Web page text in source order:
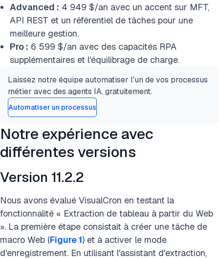
Advanced : 4 949 $/an avec un accent sur MFT,
API REST et un référentiel de tâches pour une
meilleure gestion.
Pro : 6 599 $/an avec des capacités RPA
supplémentaires et l'équilibrage de charge.
Laissez notre équipe automatiser l'un de vos processus
métier avec des agents IA, gratuitement.
Automatiser un processus
Notre expérience avec
différentes versions
Version 11.2.2
Nous avons évalué VisualCron en testant la
fonctionnalité « Extraction de tableau à partir du Web
». La première étape consistait à créer une tâche de
macro Web (Figure 1) et à activer le mode
d'enregistrement. En utilisant l'assistant d'extraction,